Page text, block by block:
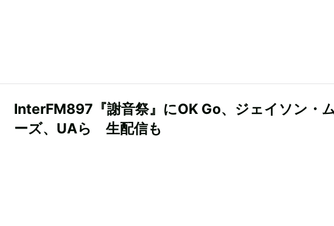
InterFM897『謝音祭』にOK Go、ジェイソン・
ーズ、UAら 生配信も